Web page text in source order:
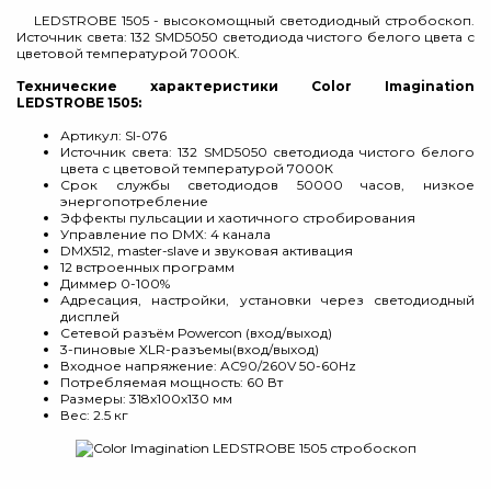
LEDSTROBE 1505 - высокомощный светодиодный стробоскоп.
Источник света: 132 SMD5050 светодиода чистого белого цвета с
цветовой температурой 7000К.
Технические характеристики Color Imagination
LEDSTROBE 1505:
Артикул: SI-076
Источник света: 132 SMD5050 светодиода чистого белого
цвета с цветовой температурой 7000К
Срок службы светодиодов 50000 часов, низкое
энергопотребление
Эффекты пульсации и хаотичного стробирования
Управление по DMX: 4 канала
DMX512, master-slave и звуковая активация
12 встроенных программ
Диммер 0-100%
Адресация, настройки, установки через светодиодный
дисплей
Сетевой разъём Powercon (вход/выход)
3-пиновые XLR-разъемы(вход/выход)
Входное напряжение: AC90/260V 50-60Hz
Потребляемая мощность: 60 Вт
Размеры: 318х100х130 мм
Вес: 2.5 кг